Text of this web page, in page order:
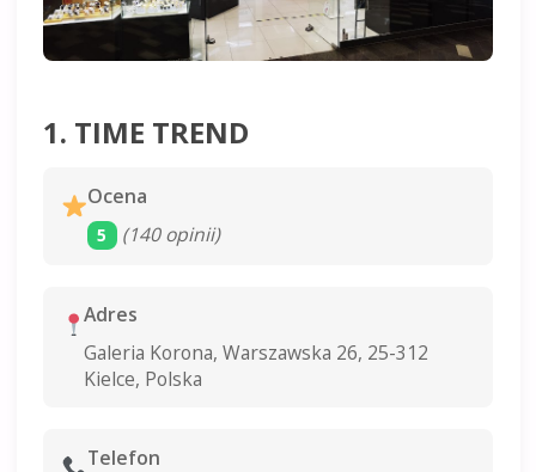
1. TIME TREND
Ocena
5 (140 opinii)
Adres
Galeria Korona, Warszawska 26, 25-312
Kielce, Polska
Telefon